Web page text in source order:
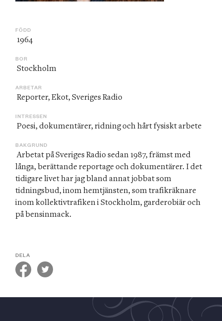
FÖDD
1964
BOR
Stockholm
ARBETAR
Reporter, Ekot, Sveriges Radio
INTRESSEN
Poesi, dokumentärer, ridning och hårt fysiskt arbete
BAKGRUND
Arbetat på Sveriges Radio sedan 1987, främst med
långa, berättande reportage och dokumentärer. I det
tidigare livet har jag bland annat jobbat som
tidningsbud, inom hemtjänsten, som trafikräknare
inom kollektivtrafiken i Stockholm, garderobiär och
på bensinmack.
DELA